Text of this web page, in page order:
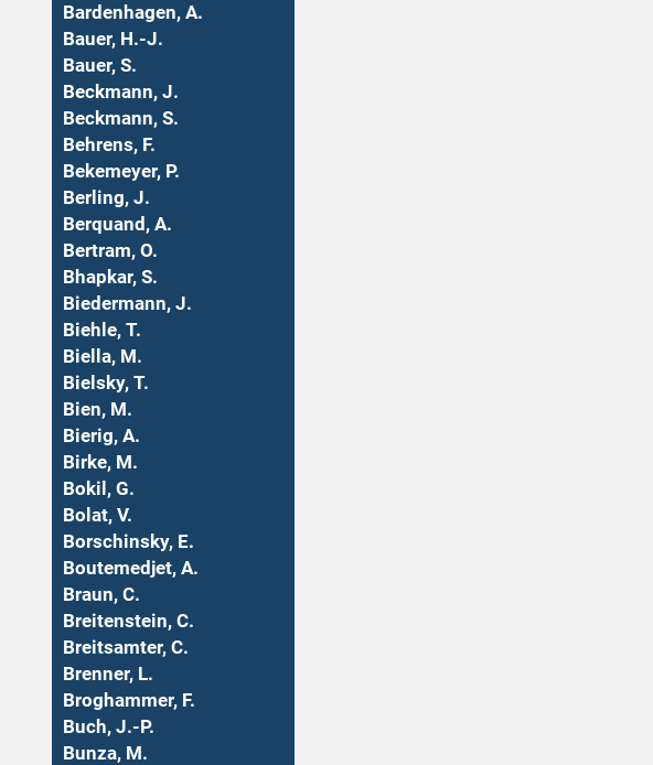
Bardenhagen, A.
Bauer, H.-J.
Bauer, S.
Beckmann, J.
Beckmann, S.
Behrens, F.
Bekemeyer, P.
Berling, J.
Berquand, A.
Bertram, O.
Bhapkar, S.
Biedermann, J.
Biehle, T.
Biella, M.
Bielsky, T.
Bien, M.
Bierig, A.
Birke, M.
Bokil, G.
Bolat, V.
Borschinsky, E.
Boutemedjet, A.
Braun, C.
Breitenstein, C.
Breitsamter, C.
Brenner, L.
Broghammer, F.
Buch, J.-P.
Bunza, M.